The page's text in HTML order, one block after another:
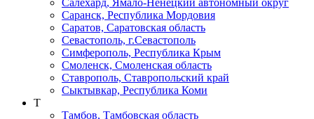
Саранск, Республика Мордовия
Саратов, Саратовская область
Севастополь, г.Севастополь
Симферополь, Республика Крым
Смоленск, Смоленская область
Ставрополь, Ставропольский край
Сыктывкар, Республика Коми
Т
Тамбов, Тамбовская область